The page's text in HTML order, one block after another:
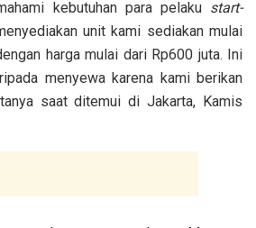
kebutuhan para pelaku start-
unit kami sediakan mulai
harga mulai dari Rp600 juta. Ini
menyewa karena kami berikan
saat ditemui di Jakarta, Kamis